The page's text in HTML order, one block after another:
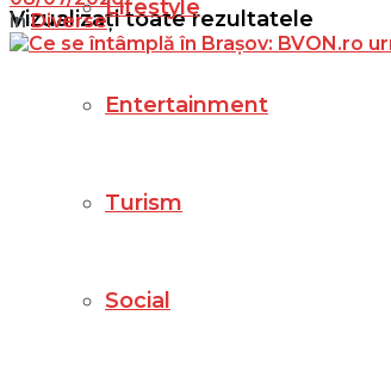
Vizualizați toate rezultatele
Lifestyle
Entertainment
Turism
Social
in Diverse